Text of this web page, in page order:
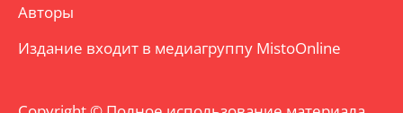
Авторы
Издание входит в медиагруппу MistoOnline